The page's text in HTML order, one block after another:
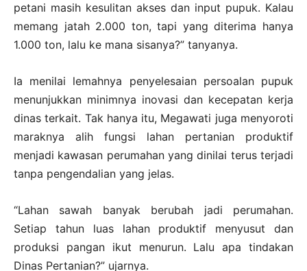
petani masih kesulitan akses dan input pupuk. Kalau
memang jatah 2.000 ton, tapi yang diterima hanya
1.000 ton, lalu ke mana sisanya?” tanyanya.
Ia menilai lemahnya penyelesaian persoalan pupuk
menunjukkan minimnya inovasi dan kecepatan kerja
dinas terkait. Tak hanya itu, Megawati juga menyoroti
maraknya alih fungsi lahan pertanian produktif
menjadi kawasan perumahan yang dinilai terus terjadi
tanpa pengendalian yang jelas.
“Lahan sawah banyak berubah jadi perumahan.
Setiap tahun luas lahan produktif menyusut dan
produksi pangan ikut menurun. Lalu apa tindakan
Dinas Pertanian?” ujarnya.